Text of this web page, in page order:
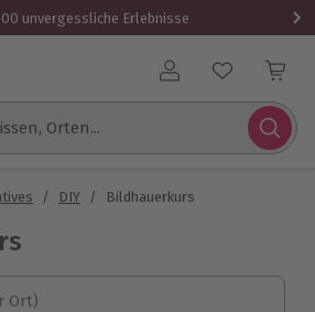
unvergessliche Erlebnisse
Benutzerkonto
Orten...
/ DIY / Bildhauerkurs
Ort)